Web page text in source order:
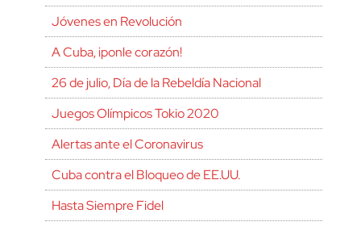
Jóvenes en Revolución
A Cuba, ¡ponle corazón!
26 de julio, Día de la Rebeldía Nacional
Juegos Olímpicos Tokio 2020
Alertas ante el Coronavirus
Cuba contra el Bloqueo de EE.UU.
Hasta Siempre Fidel